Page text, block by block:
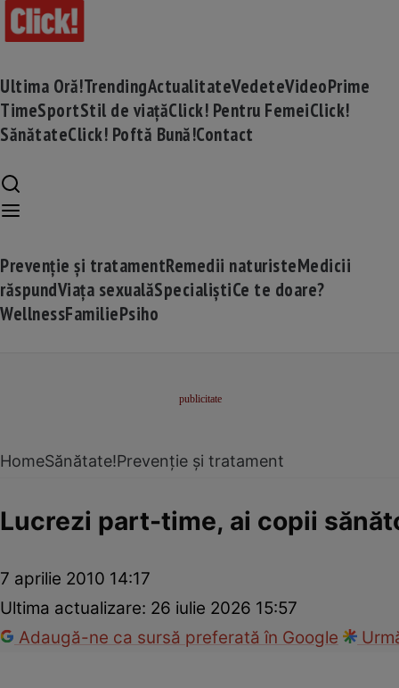
Ultima Oră!TrendingActualitateVedeteVideoPrime
TimeSportStil de viațăClick! Pentru FemeiClick!
SănătateClick! Poftă Bună!Contact
Prevenție și tratamentRemedii naturisteMedicii
răspundViața sexualăSpecialiștiCe te doare?
WellnessFamiliePsiho
HomeSănătate!Prevenție și tratament
Lucrezi part-time, ai copii
7 aprilie 2010 14:17
Ultima actualizare: 26 iulie 2026 15:57
Adaugă-ne ca sursă preferată în Google